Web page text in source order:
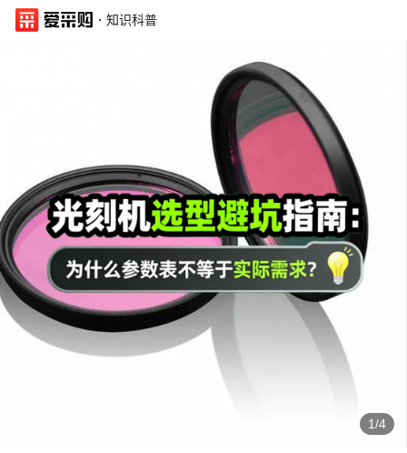
· 知识科普
1/4